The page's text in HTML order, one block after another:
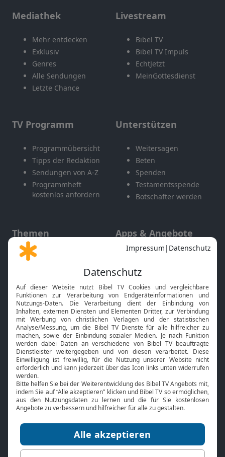
Mediathek
Mehr entdecken
Exklusiv
Genres
Alle Sendungen
Letzte Chance
Livestream
Bibel TV
Bibel TV Impuls
EchtJetzt
MeinGottesdienst
TV Programm
Programmübersicht
Tipps der Redaktion
Sendungen von A-Z
Programmheft
kostenlos anfordern
Unterstützen
Weitersagen
Beten
Spenden
Testamentsspende
Botschafter werden
Themen
Gott und Bibel erklärt
Neuigkeiten
Apps & Angebote
Mobile App
Smart TV
HbbTV
Bibelthek Online-Bibel
Nächster Gottesdienst
Bibel TV
Über uns
Jobs
Mediadaten
Service
Kontakt
TV-Empfang